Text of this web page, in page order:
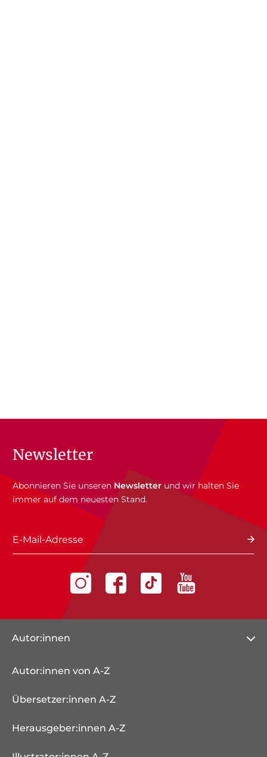
Newsletter
Abonnieren Sie unseren Newsletterund wir halten Sie
immer auf dem neuesten Stand.
E-Mail-Adresse
Autor:innen
Autor:innen von A-Z
Übersetzer:innen A-Z
Herausgeber:innen A-Z